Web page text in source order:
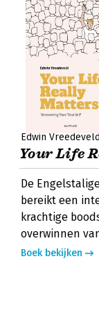
Edwin Vreedeveld
Your Life
De
bereikt een
krachtige
overwinnen
Boek bekijken